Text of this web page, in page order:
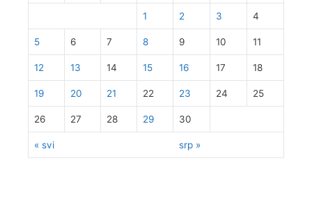
« svi srp »
1 2 3 4
5 6 7 8 9 10 11
12 13 14 15 16 17 18
19 20 21 22 23 24 25
26 27 28 29 30